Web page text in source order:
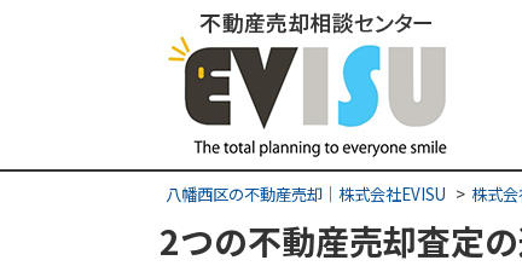
八幡西区の不動産売却｜株式会社EVISU 株式
2つの不動産売却査定